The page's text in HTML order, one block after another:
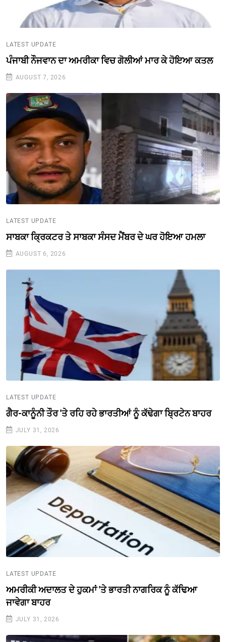
LATEST UPDATE
ਪੰਜਾਬੀ ਨੌਜਵਾਨ ਦਾ ਅਮਰੀਕਾ ਵਿਚ ਗੋਲੀਆਂ ਮਾਰ ਕੇ ਹੋਇਆ ਕਤਲ
AUGUST 7, 2026
LATEST UPDATE
ਸਾਬਕਾ ਕ੍ਰਿਕਟਰ ਤੇ ਸਾਬਕਾ ਸੰਸਦ ਮੈਂਬਰ ਦੇ ਘਰ ਹੋਇਆ ਹਮਲਾ
AUGUST 6, 2026
LATEST UPDATE
ਗੈਰ-ਕਾਨੂੰਨੀ ਤੌਰ 'ਤੇ ਰਹਿ ਰਹੇ ਭਾਰਤੀਆਂ ਨੂੰ ਕੱਢੇਗਾ ਬ੍ਰਿਟੇਨ ਬਾਹਰ
JULY 31, 2026
LATEST UPDATE
ਅਮਰੀਕੀ ਅਦਾਲਤ ਦੇ ਹੁਕਮਾਂ 'ਤੇ ਭਾਰਤੀ ਨਾਗਰਿਕ ਨੂੰ ਕੱਢਿਆ
ਜਾਵੇਗਾ ਬਾਹਰ
JULY 31, 2026